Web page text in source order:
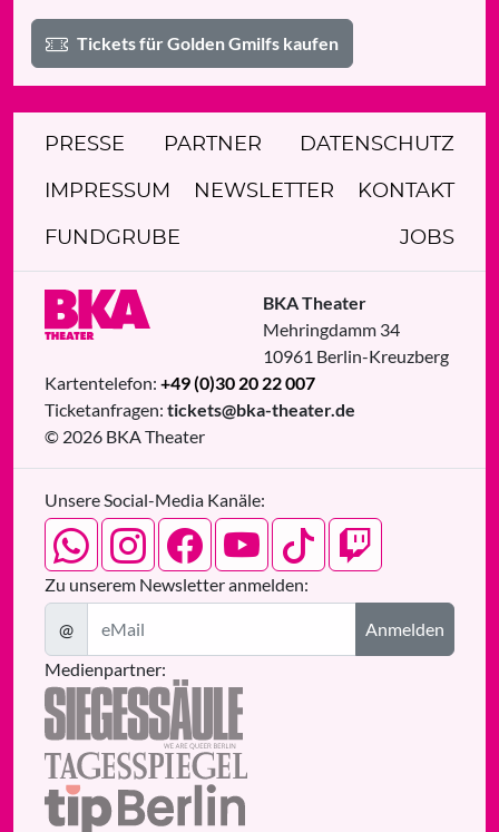
Tickets für Golden Gmilfs kaufen
PRESSE PARTNER DATENSCHUTZ
IMPRESSUM NEWSLETTER KONTAKT
FUNDGRUBE JOBS
BKA Theater
Mehringdamm 34
10961 Berlin-Kreuzberg
Kartentelefon: +49 (0)30 20 22 007
Ticketanfragen: tickets@bka-theater.de
© 2026 BKA Theater
Unsere Social-Media Kanäle:
Zu unserem Newsletter anmelden:
@
Anmelden
Medienpartner: